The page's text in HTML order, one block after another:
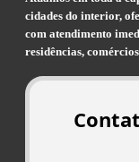
cidades do interior,
com atendimento
residências,